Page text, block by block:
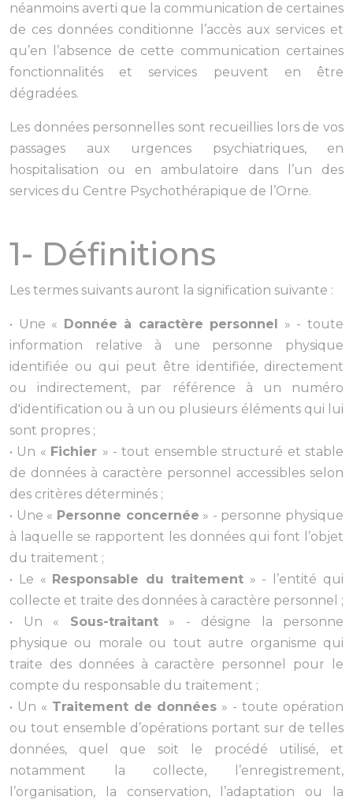
néanmoins averti que la communication de certaines
de ces données conditionne l’accès aux services et
qu’en l’absence de cette communication certaines
fonctionnalités et services peuvent en être
dégradées.
Les données personnelles sont recueillies lors de vos
passages aux urgences psychiatriques, en
hospitalisation ou en ambulatoire dans l’un des
services du Centre Psychothérapique de l’Orne.
1- Définitions
Les termes suivants auront la signification suivante :
• Une « Donnée à caractère personnel » - toute
information relative à une personne physique
identifiée ou qui peut être identifiée, directement
ou indirectement, par référence à un numéro
d'identification ou à un ou plusieurs éléments qui lui
sont propres ;
• Un « Fichier » - tout ensemble structuré et stable
de données à caractère personnel accessibles selon
des critères déterminés ;
• Une « Personne concernée » - personne physique
à laquelle se rapportent les données qui font l’objet
du traitement ;
• Le « Responsable du traitement» - l’entité qui
collecte et traite des données à caractère personnel ;
• Un « Sous-traitant» - désigne la personne
physique ou morale ou tout autre organisme qui
traite des données à caractère personnel pour le
compte du responsable du traitement ;
• Un « Traitement de données » - toute opération
ou tout ensemble d’opérations portant sur de telles
données, quel que soit le procédé utilisé, et
notamment la collecte, l’enregistrement,
l’organisation, la conservation, l’adaptation ou la